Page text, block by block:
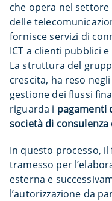
che opera nel settore
delle
fornisce servizi di
ICT a clienti pubblici
La struttura del
crescita, ha reso
gestione dei flussi
riguarda i pagamenti
società di consulenza
In questo processo,
tramesso per
esterna e
l’autorizzazione da